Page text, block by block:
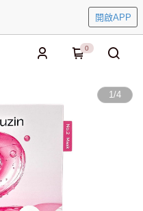
開啟APP
0
1/4